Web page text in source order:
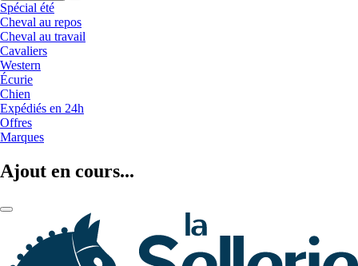
Spécial été
Cheval au repos
Cheval au travail
Cavaliers
Western
Écurie
Chien
Expédiés en 24h
Offres
Marques
Ajout en cours...